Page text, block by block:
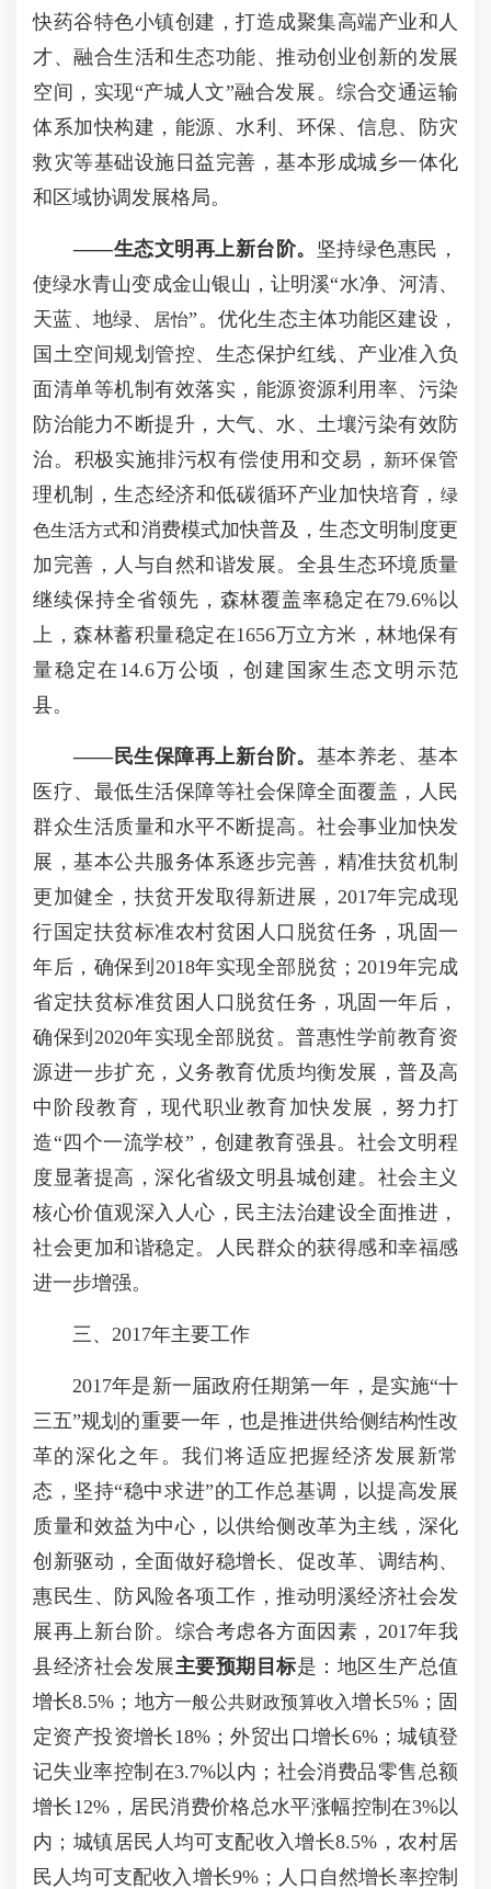
快药谷特色小镇创建，打造成聚集高端产业和人
才、融合生活和生态功能、推动创业创新的发展
空间，实现“产城人文”融合发展。综合交通运输
体系加快构建，能源、水利、环保、信息、防灾
救灾等基础设施日益完善，基本形成城乡一体化
和区域协调发展格局。
——生态文明再上新台阶。 坚持绿色惠民，
使绿水青山变成金山银山，让明溪“水净、河清、
天蓝、地绿、
居怡”。优化生态主体功能区建设，
国土空间规划管控、生态保护红线、产业准入负
面清单等机制有效落实，能源资源利用率、污染
防治能力不断提升，大气、水、土壤污染有效防
治。积极实施排污权有偿使用和交易， 新环保管
理机制，生态经济和低碳循环产业加快培育， 绿
色生活方式和消费模式加快普及，生态文明制度更
加完善，人与自然和谐发展。全县生态环境质量
继续保持全省领先，森林覆盖率稳定在79.6%以
上，森林蓄积量稳定在1656万立方米，林地保有
量稳定在14.6万公顷，创建国家生态文明示范
县。
——民生保障再上新台阶。 基本养老、基本
医疗、最低生活保障等社会保障全面覆盖，人民
群众生活质量和水平不断提高。社会事业加快发
展，基本公共服务体系逐步完善，精准扶贫机制
更加健全，扶贫开发取得新进展，2017年完成现
行国定扶贫标准农村贫困人口脱贫任务，巩固一
年后，确保到2018年实现全部脱贫；2019年完成
省定扶贫标准贫困人口脱贫任务，巩固一年后，
确保到2020年实现全部脱贫。普惠性学前教育资
源进一步扩充，义务教育优质均衡发展，普及高
中阶段教育，现代职业教育加快发展，努力打
造“四个一流学校”，创建教育强县。社会文明程
度显著提高，深化省级文明县城创建。社会主义
核心价值观深入人心，民主法治建设全面推进，
社会更加和谐稳定。人民群众的获得感和幸福感
进一步增强。
三、2017年主要工作
2017年是新一届政府任期第一年，是实施“十
三五”规划的重要一年，也是推进供给侧结构性改
革的深化之年。我们将适应把握经济发展新常
态，坚持“稳中求进”的工作总基调，以提高发展
质量和效益为中心，以供给侧改革为主线，深化
创新驱动，全面做好稳增长、促改革、调结构、
惠民生、防风险各项工作，推动明溪经济社会发
展再上新台阶。综合考虑各方面因素，2017年我
县经济社会发展主要预期目标是：地区生产总值
增长8.5%；地方一般公共财政预算收入增长5%；固
定资产投资增长18%；外贸出口增长6%；城镇登
记失业率控制在3.7%以内；社会消费品零售总额
增长12%，居民消费价格总水平涨幅控制在3%以
内；城镇居民人均可支配收入增长8.5%，农村居
民人均可支配收入增长9%；人口自然增长率控制